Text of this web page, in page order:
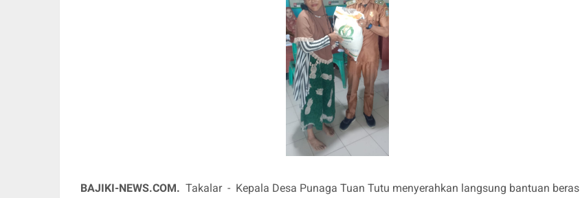
BAJIKI-NEWS.COM. Takalar - Kepala Desa Punaga Tuan Tutu menyerahkan langsung bantuan beras